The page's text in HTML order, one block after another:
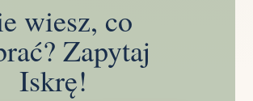
wiesz, co
Zapytaj
Iskrę!